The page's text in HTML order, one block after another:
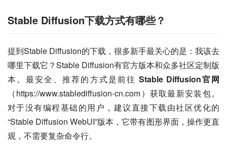
Stable Diffusion下载方式有哪些？
提到Stable Diffusion的下载，很多新手最关心的是：我该去
哪里下载它？Stable Diffusion有官方版本和众多社区定制版
本。最安全、推荐的方式是前往 Stable Diffusion官网
（https://www.stablediffusion-cn.com）获取最新安装包。
对于没有编程基础的用户，建议直接下载由社区优化的
“Stable Diffusion WebUI”版本，它带有图形界面，操作更直
观，不需要复杂命令行。